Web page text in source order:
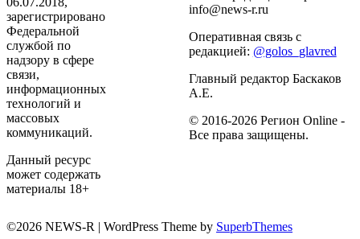
зарегистрировано
Федеральной
службой по
надзору в сфере
связи,
информационных
технологий и
массовых
коммуникаций.
Данный ресурс
может содержать
материалы 18+
info@news-r.ru
Оперативная связь с
редакцией: @golos_glavred
Главный редактор Баскаков
А.Е.
© 2016-2026 Регион Online -
Все права защищены.
©2026 NEWS-R | WordPress Theme by SuperbThemes